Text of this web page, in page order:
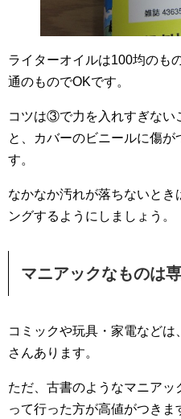
ライターオイルは100均のも
通のものでOKです。
コツは③で力を入れすぎない
と、カバーのビニールに傷が
す。
なかなか汚れが落ちないと
ングするようにしましょう。
マニアックなものは
コミックや玩具・家電などは
さんあります。
ただ、古書のようなマニア
って行った方が高値がつきま